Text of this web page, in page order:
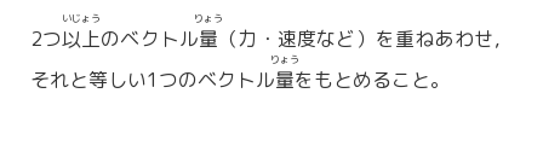
2つ以上
いじょう
のベクトル量
りょう
（力・速度など）を重ねあわせ，
それと等しい1つのベクトル量
りょう
をもとめること。